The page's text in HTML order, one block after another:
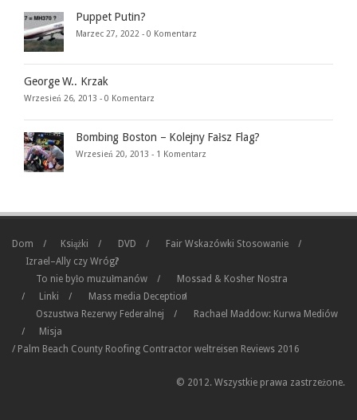
Puppet Putin?
Marzec 27, 2022 - 0 Komentarz
George W.. Krzak
Wrzesień 26, 2013 - 0 Komentarz
Bombing Boston – Kolejny Fałsz Flag?
Wrzesień 20, 2013 - 1 Komentarz
Dom Książki DVD
Fair Wskazówki Stosowanie
Izrael–Ally czy Wróg?
To nie było muzułmanów
Mossad & Kosher Nostra
Linki
Mass media Deception
Oszustwa Rezerwy Federalnej
Rachael Maddow: Kurwa Mediów
Misja
/ Palm Beach County Roofing Contractor weltreisen Reviews 2016
© 2012. Wszystkie prawa zastrzeżone.